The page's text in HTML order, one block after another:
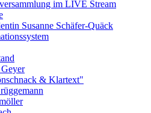
im LIVE Stream
Susanne Schäfer-Quäck
& Klartext"